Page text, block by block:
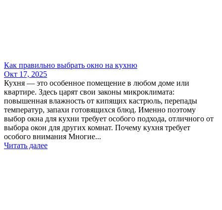
Как правильно выбрать окно на кухню
Окт 17, 2025
Кухня — это особенное помещение в любом доме или
квартире. Здесь царят свои законы микроклимата:
повышенная влажность от кипящих кастрюль, перепады
температур, запахи готовящихся блюд. Именно поэтому
выбор окна для кухни требует особого подхода, отличного от
выбора окон для других комнат. Почему кухня требует
особого внимания Многие...
Читать далее